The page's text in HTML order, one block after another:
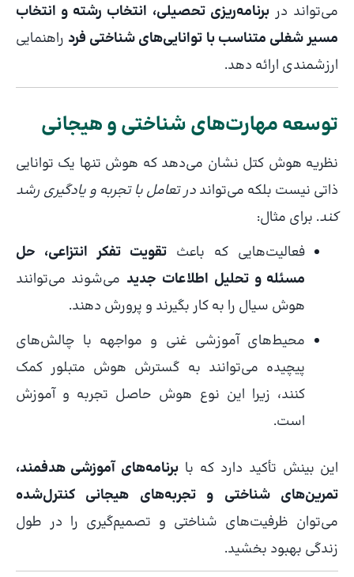
می‌تواند دربرنامه‌ریزی تحصیلی، انتخاب رشته و انتخاب
مسیر شغلی متناسب با توانایی‌های شناختی فرد راهنمایی
ارزشمندی ارائه دهد.
توسعه مهارت‌های شناختی و هیجانی
نظریه هوش کتل نشان می‌دهد که هوش تنها یک توانایی
ذاتی نیست بلکه می‌توانددر تعامل با تجربه و یادگیری رشد
کند. برای مثال:
فعالیت‌هایی که باعثتقویت تفکر انتزاعی، حل
مسئله و تحلیل اطلاعات جدید می‌شوند می‌توانند
هوش سیال را به کار بگیرند و پرورش دهند.
محیط‌های آموزشی غنی و مواجهه با چالش‌های
پیچیده می‌توانند به گسترش هوش متبلور کمک
کنند، زیرا این نوع هوش حاصل تجربه و آموزش
است.
این بینش تأکید دارد که با برنامه‌های آموزشی هدفمند،
تمرین‌های شناختی و تجربه‌های هیجانی کنترل‌شده
می‌توان ظرفیت‌های شناختی و تصمیم‌گیری را در طول
زندگی بهبود بخشید.